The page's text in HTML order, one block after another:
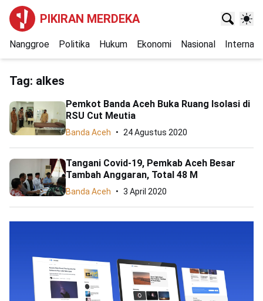
PIKIRAN MERDEKA
Nanggroe Politika Hukum Ekonomi Nasional
Tag: alkes
Pemkot Banda Aceh Buka Ruang Isolasi di
RSU Cut Meutia
Banda Aceh 24 Agustus 2020
Tangani Covid-19, Pemkab Aceh Besar
Tambah Anggaran, Total 48 M
Banda Aceh 3 April 2020